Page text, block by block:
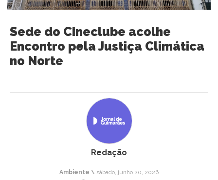
Sede do Cineclube acolhe
Encontro pela Justiça Climática
no Norte
Redação
Ambiente \ sábado, junho 20, 2026